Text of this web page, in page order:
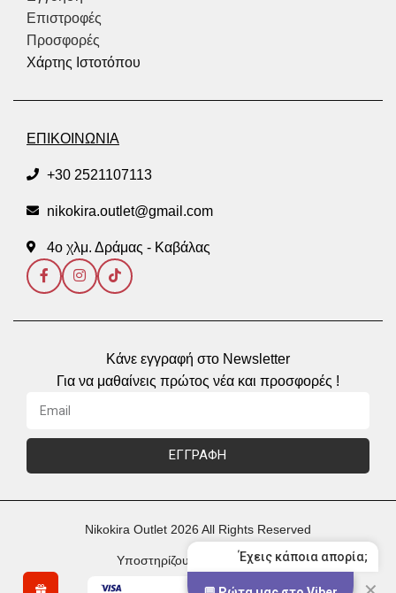
Επιστροφές
Προσφορές
Χάρτης Ιστοτόπου
ΕΠΙΚΟΙΝΩΝΙΑ
+30 2521107113
nikokira.outlet@gmail.com
4ο χλμ. Δράμας - Καβάλας
Κάνε εγγραφή στο Newsletter
Για να μαθαίνεις πρώτος νέα και προσφορές !
ΕΓΓΡΑΦΗ
Nikokira Outlet 2026 All Rights Reserved
Υποστηρίζουμε Πληρωμές μεΈχεις κάποια απορία;